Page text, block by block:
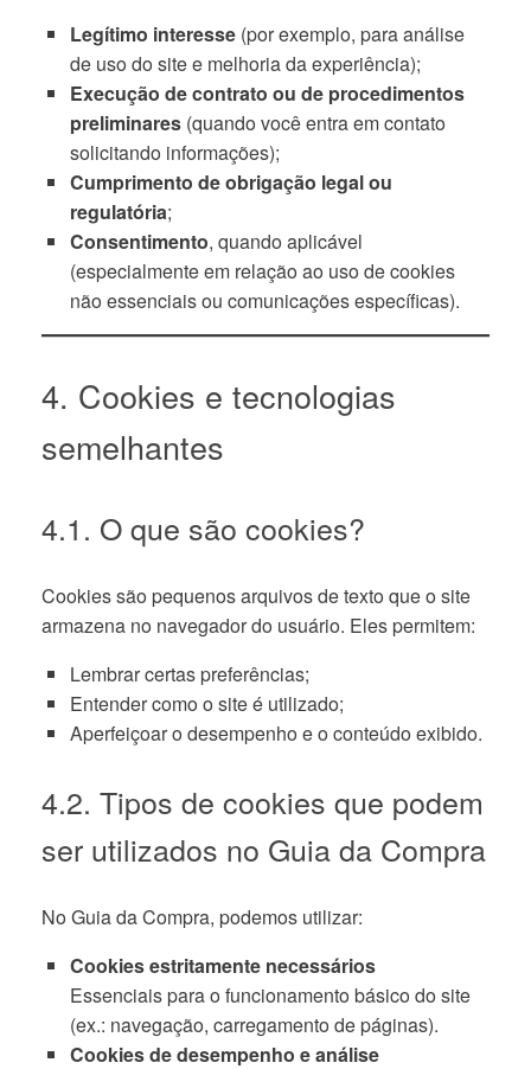
Legítimo interesse (por exemplo, para análise
de uso do site e melhoria da experiência);
Execução de contrato ou de procedimentos
preliminares (quando você entra em contato
solicitando informações);
Cumprimento de obrigação legal ou
regulatória;
Consentimento, quando aplicável
(especialmente em relação ao uso de cookies
não essenciais ou comunicações específicas).
4. Cookies e tecnologias
semelhantes
4.1. O que são cookies?
Cookies são pequenos arquivos de texto que o site
armazena no navegador do usuário. Eles permitem:
Lembrar certas preferências;
Entender como o site é utilizado;
Aperfeiçoar o desempenho e o conteúdo exibido.
4.2. Tipos de cookies que podem
ser utilizados no Guia da Compra
No Guia da Compra, podemos utilizar:
Cookies estritamente necessários
Essenciais para o funcionamento básico do site
(ex.: navegação, carregamento de páginas).
Cookies de desempenho e análise